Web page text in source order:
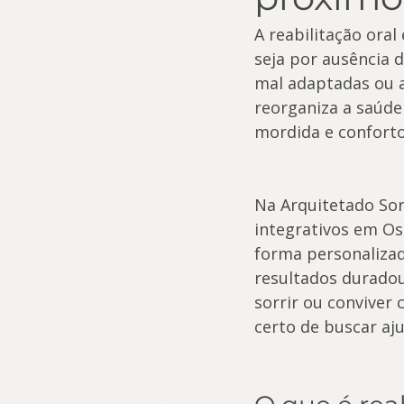
A reabilitação oral
seja por ausência
mal adaptadas ou
reorganiza a
mordida e
Na Arquitetado
integrativos em
forma
resultados
sorrir ou conviver
certo de buscar